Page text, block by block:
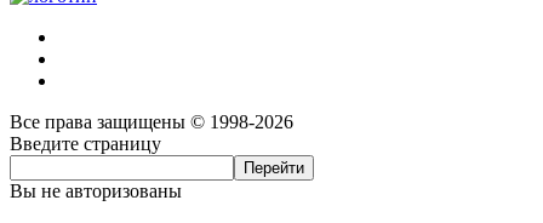
Все права защищены © 1998-2026
Введите страницу
Вы не авторизованы